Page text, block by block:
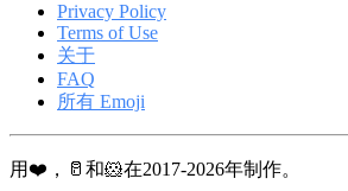
Privacy Policy
Terms of Use
关于
FAQ
所有 Emoji
用❤️，🥛和🐹在2017-2026年制作。